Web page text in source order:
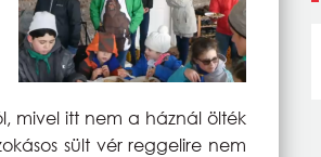
mivel itt nem a háznál ölték
sült vér reggelire nem